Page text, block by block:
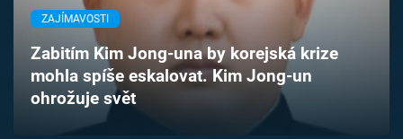
Časopis
Sledujte prima+
Přihlášení
ZAJÍMAVOSTI
Zabitím Kim Jong-una by korejská krize
mohla spíše eskalovat. Kim Jong-un
ohrožuje svět